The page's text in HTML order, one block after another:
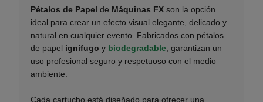
Pétalos de Papel de Máquinas FXson la opción
ideal para crear un efecto visual elegante, delicado y
natural en cualquier evento. Fabricados con pétalos
de papel ignífugo y biodegradable, garantizan un
uso profesional seguro y respetuoso con el medio
ambiente.
Cada cartucho está diseñado para ofrecer una